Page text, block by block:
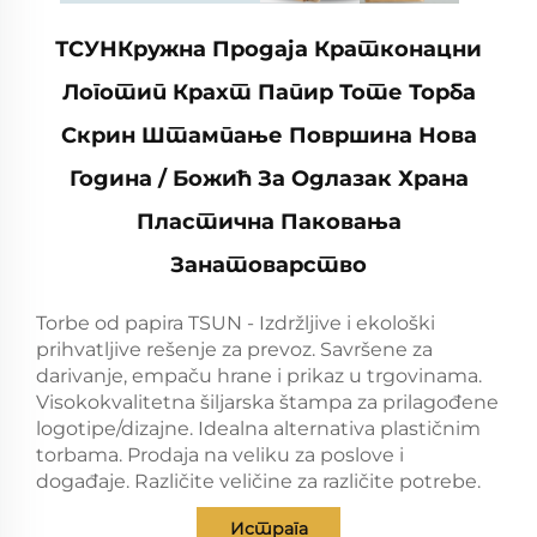
ТСУНКружна Продаја Кратконацни
Логотип Крахт Папир Тоте Торба
Скрин Штампање Површина Нова
Година / Божић За Одлазак Храна
Пластична Паковања
Занатоварство
Torbe od papira TSUN - Izdržljive i ekološki
prihvatljive rešenje za prevoz. Savršene za
darivanje, empaču hrane i prikaz u trgovinama.
Visokokvalitetna šiljarska štampa za prilagođene
logotipe/dizajne. Idealna alternativa plastičnim
torbama. Prodaja na veliku za poslove i
događaje. Različite veličine za različite potrebe.
Истрага